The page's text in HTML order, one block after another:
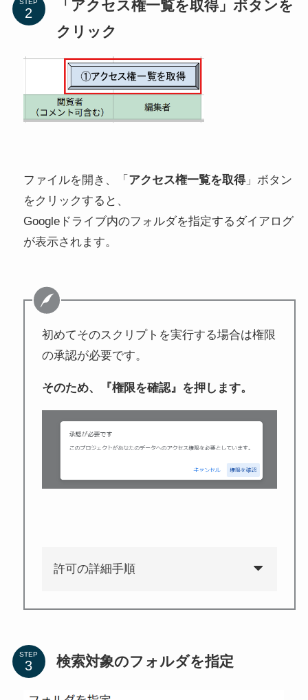
STEP
「アクセス権一覧を取得」ボタンを
クリック
ファイルを開き、「 アクセス権一覧を取得」ボタン
をクリックすると、
Googleドライブ内のフォルダを指定するダイアログ
が表示されます。
初めてそのスクリプトを実行する場合は権限
の承認が必要です。
そのため、『権限を確認』を押します。
許可の詳細手順
STEP 検索対象のフォルダを指定